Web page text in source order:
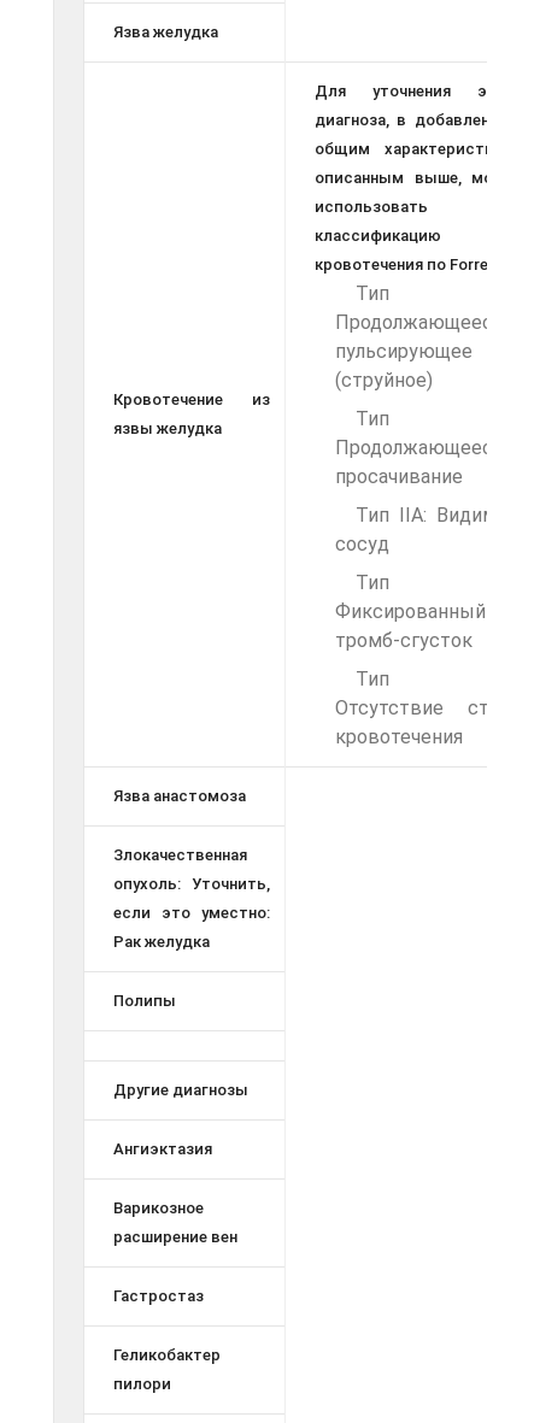
Язва желудка
Кровотечение из
язвы желудка
Для уточнения этого
диагноза, в добавление к
общим характеристикам
описанным выше, можно
использовать
классификацию типа
кровотечения по Forrest:
Тип 1А:
Продолжающееся
пульсирующее
(струйное)
Тип 1В:
Продолжающееся
просачивание
Тип IIA: Видимый
сосуд
Тип IIВ:
Фиксированный
тромб-сгусток
Тип Ш:
Отсутствие стигм
кровотечения
Язва анастомоза
Злокачественная
опухоль: Уточнить,
если это уместно:
Рак желудка
Полипы
Другие диагнозы
Ангиэктазия
Варикозное
расширение вен
Гастростаз
Геликобактер
пилори